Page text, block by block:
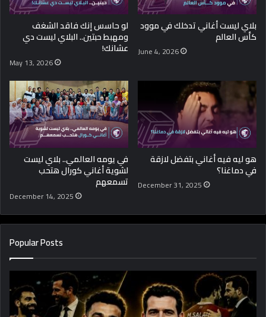
بلاي ليست أغاني تدخلك في موود
كأس العالم
June 4, 2026
لو حاسس إنك فاقد الشغف
ومهبط حبتين.. البلاي ليست دي
عشانك!
May 13, 2026
هو ليه فيه أغاني بتفضل لازقة
في دماغنا؟
December 31, 2025
في يومه العالمي.. بلاي ليست
لشوية أغاني كورال هتحب
تسمعهم
December 14, 2025
Popular Posts